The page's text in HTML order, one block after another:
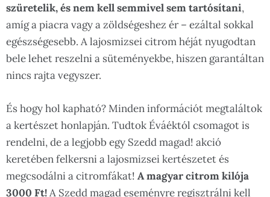
szüretelik, és nem kell semmivel sem tartósítani,
amíg a piacra vagy a zöldségeshez ér – ezáltal sokkal
egészségesebb. A lajosmizsei citrom héját nyugodtan
bele lehet reszelni a süteményekbe, hiszen garantáltan
nincs rajta vegyszer.
És hogy hol kapható? Minden információt megtaláltok
a kertészet honlapján. Tudtok Éváéktól csomagot is
rendelni, de a legjobb egy Szedd magad! akció
keretében felkersni a lajosmizsei kertészetet és
megcsodálni a citromfákat! A magyar citrom kilója
3000 Ft!A Szedd magad eseményre regisztrálni kell